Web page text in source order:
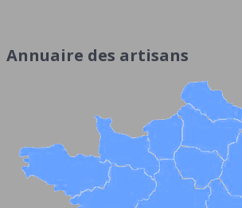
Annuaire des artisans